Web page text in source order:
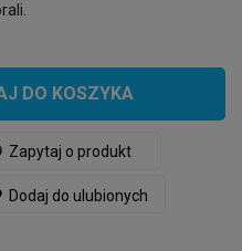
DO KOSZYKA
Zapytaj o produkt
Dodaj do ulubionych